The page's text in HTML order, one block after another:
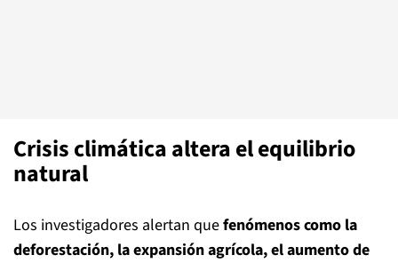
Crisis climática altera el equilibrio
natural
Los investigadores alertan quefenómenos como la
deforestación, la expansión agrícola, el aumento de